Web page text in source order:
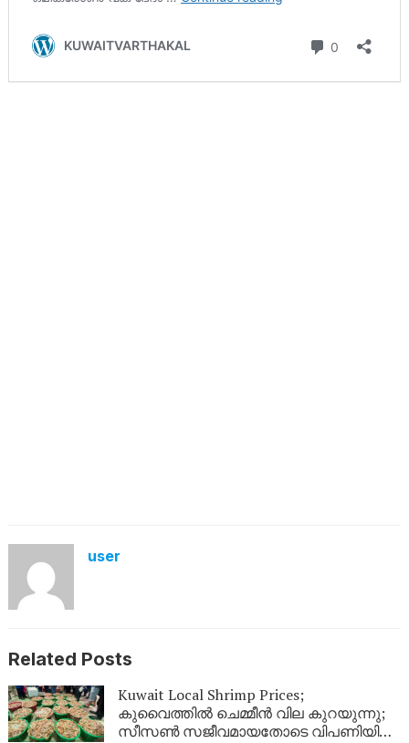
user
Related Posts
Kuwait Local Shrimp Prices;
കുവൈത്തിൽ ചെമ്മീൻ വില കുറയുന്നു;
സീസൺ സജീവമായതോടെ വിപണിയിൽ